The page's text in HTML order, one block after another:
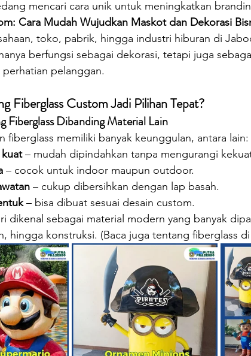
Toilet Portable Sepeda Air Box Motor
Fiberglass Tangki Panel Fiberglass Talang
mencari cara unik untuk meningkatkan
Cara Mudah Wujudkan Maskot dan Dekorasi
toko, pabrik, hingga industri hiburan di
berfungsi sebagai dekorasi, tetapi juga
pelanggan.
Fiberglass Custom Jadi Pilihan Tepat?
Fiberglass Dibanding Material Lain
fiberglass memiliki banyak keunggulan, antara lain:
– mudah dipindahkan tanpa mengurangi
– cocok untuk indoor maupun outdoor.
– cukup dibersihkan dengan lap basah.
– bisa dibuat sesuai desain custom.
dikenal sebagai material modern yang banyak
hingga konstruksi. (Baca juga tentang fiberglass di